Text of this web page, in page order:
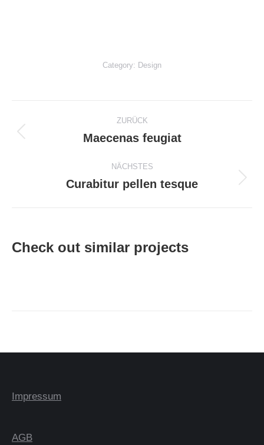
Category: Design
navigation
ZURÜCK
Previous
Maecenas feugiat
NÄCHSTES
Next
Curabitur pellen tesque
Check out similar projects
Impressum
AGB